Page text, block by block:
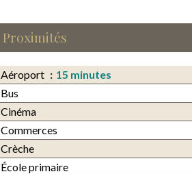
Proximités
Aéroport
15 minutes
Bus
Cinéma
Commerces
Crèche
École primaire